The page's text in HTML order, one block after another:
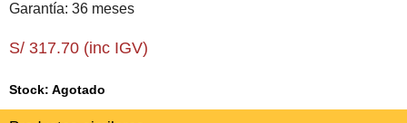
Garantía: 36 meses
S/ 317.70 (inc IGV)
Stock: Agotado